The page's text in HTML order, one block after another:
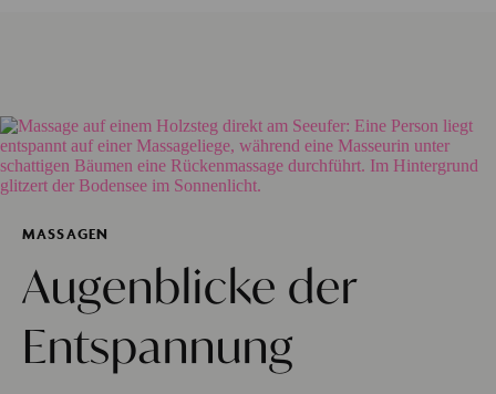
MASSAGEN
Augenblicke der
Entspannung